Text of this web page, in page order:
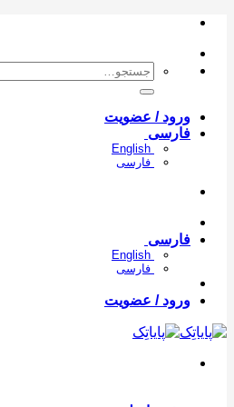
جستجو
ورود / عضویت
فارسی
فارسی
فارسی
فارسی
ورود / عضویت